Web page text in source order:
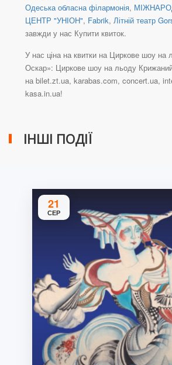
Одеська обласна філармонія,
ЦЕНТР "УНІОН", Fabrik, Літній театр
завжди у нас Купити квиток.
У нас ціна на квитки на Циркове шоу на
Оскар»: Циркове шоу на льоду
на bilet.zt.ua, karabas.com, concert.ua,
kasa.in.ua!
ІНШІ ПОДІЇ
21
СЕР